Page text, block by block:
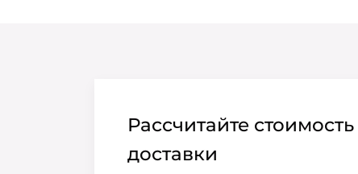
Рассчитайте стоимость
доставки